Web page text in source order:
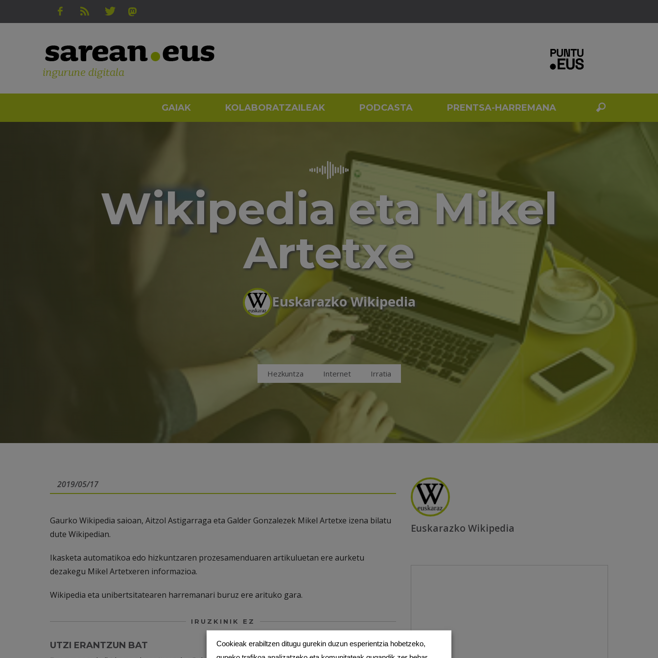
ingurune digitala
GAIAK KOLABORATZAILEAK PODCASTA PRENTSA-HARREMANA
Wikipedia eta Mikel
Artetxe
Euskarazko Wikipedia
Hezkuntza Internet Irratia
2019/05/17
Gaurko Wikipedia saioan, Aitzol Astigarraga eta Galder Gonzalezek Mikel Artetxe izena bilatu
dute Wikipedian.
Ikasketa automatikoa edo hizkuntzaren prozesamenduaren artikuluetan ere aurketu
dezakegu Mikel Artetxeren informazioa.
Wikipedia eta unibertsitatearen harremanari buruz ere arituko gara.
IRUZKINIK EZ
UTZI ERANTZUN BAT
Euskarazko Wikipedia
Cookieak erabiltzen ditugu gurekin duzun esperientzia hobetzeko,